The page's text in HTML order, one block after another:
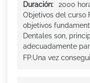
Duración:
2000
Objetivos del curso
objetivos
Dentales son,
adecuadamente
FP.Una vez